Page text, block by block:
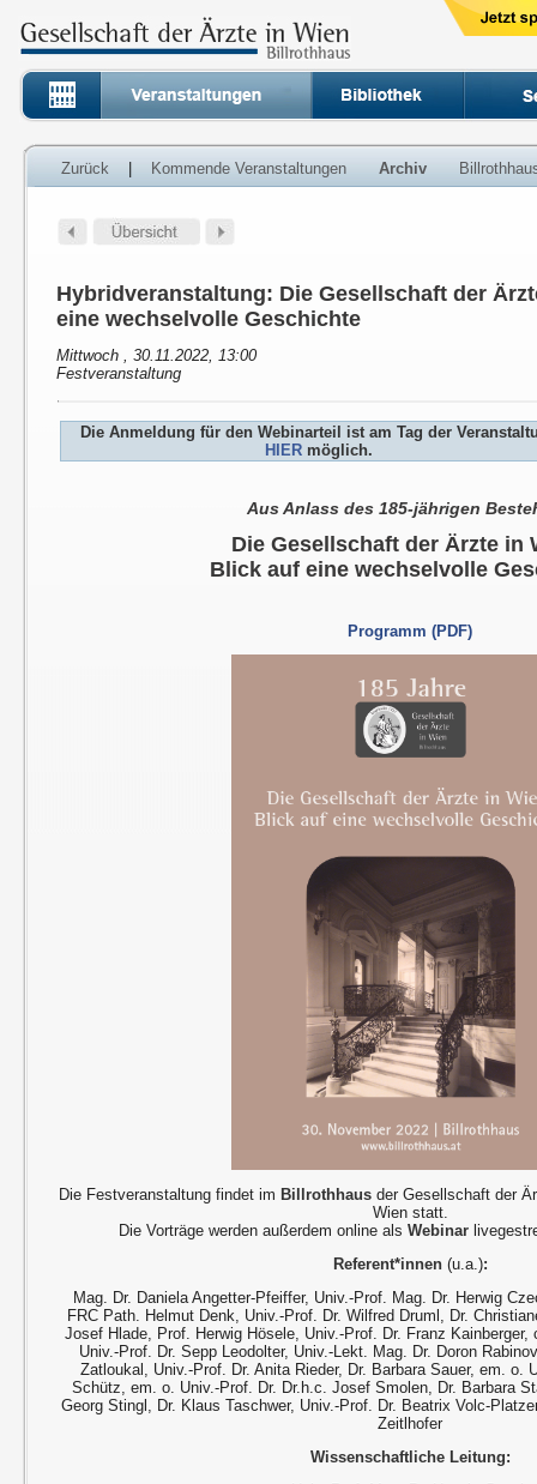
Zurück Kommende Veranstaltungen Archiv
Hybridveranstaltung: Die Gesellschaft der
eine wechselvolle Geschichte
Mittwoch , 30.11.2022, 13:00
Festveranstaltung
Die Anmeldung für den Webinarteil ist am Tag der
HIER möglich.
Aus Anlass des 185-jährigen
Die Gesellschaft der Ärzte in
Blick auf eine wechselvolle
Programm (PDF)
Die Festveranstaltung findet im Billrothhaus der Gesellschaft der
Wien statt.
Die Vorträge werden außerdem online alsWebinar
Referent*innen (u.a.):
Mag. Dr. Daniela Angetter-Pfeiffer, Univ.-Prof. Mag. Dr. Herwig
FRC Path. Helmut Denk, Univ.-Prof. Dr. Wilfred Druml, Dr.
Josef Hlade, Prof. Herwig Hösele, Univ.-Prof. Dr. Franz
Univ.-Prof. Dr. Sepp Leodolter, Univ.-Lekt. Mag. Dr. Doron
Zatloukal, Univ.-Prof. Dr. Anita Rieder, Dr. Barbara Sauer, em. o.
Schütz, em. o. Univ.-Prof. Dr. Dr.h.c. Josef Smolen, Dr. Barbara
Georg Stingl, Dr. Klaus Taschwer, Univ.-Prof. Dr. Beatrix Volc-
Zeitlhofer
Wissenschaftliche Leitung: